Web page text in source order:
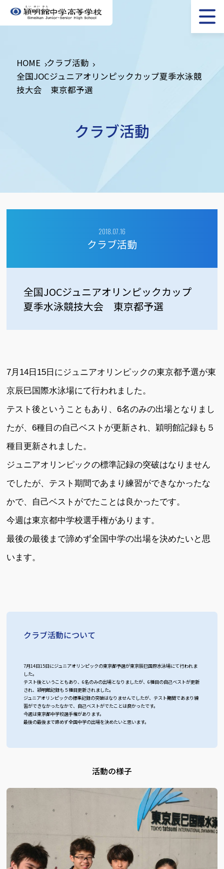
HOME クラブ活動
全国JOCジュニアオリンピックカップ夏季水泳競
技大会 東京都予選
クラブ活動
2018.07.16
クラブ活動
全国JOCジュニアオリンピックカップ
夏季水泳競技大会 東京都予選
7月14日15日にジュニアオリンピックの東京都予選が東
京辰巳国際水泳場にて行われました。
テスト後ということもあり、6名のみの出場となりまし
たが、6種目の自己ベストが更新され、穎明館記録も５
種目更新されました。
ジュニアオリンピックの標準記録の突破はなりません
でしたが、テスト期間であまり練習ができなかったな
かで、自己ベストがでたことは良かったです。
今週は東京都中学校選手権があります。
最後の最後まで諦めず全国中学の出場を決めたいと思
います。
クラブ活動について
7月14日15日にジュニアオリンピックの東京都予選が東京辰巳国際水泳場にて行われま
した。
テスト後ということもあり、6名のみの出場となりましたが、6種目の自己ベストが更新
され、穎明館記録も５種目更新されました。
ジュニアオリンピックの標準記録の突破はなりませんでしたが、テスト期間であまり練
習ができなかったなかで、自己ベストがでたことは良かったです。
今週は東京都中学校選手権があります。
最後の最後まで諦めず全国中学の出場を決めたいと思います。
活動の様子